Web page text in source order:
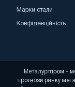
Марки стали
Конфіденційність
Металургпром -
прогнози ринку